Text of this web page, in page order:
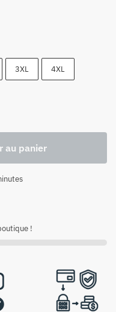
3XL 4XL
au panier
!